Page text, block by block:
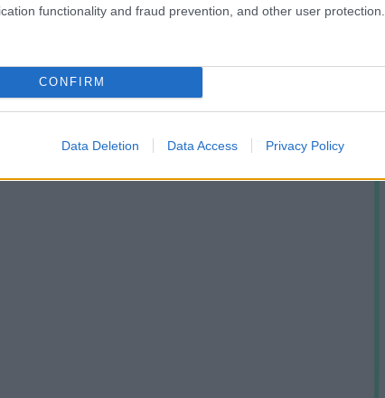
functionality and fraud prevention, and other user protection.
CONFIRM
Data Deletion Data Access Privacy Policy